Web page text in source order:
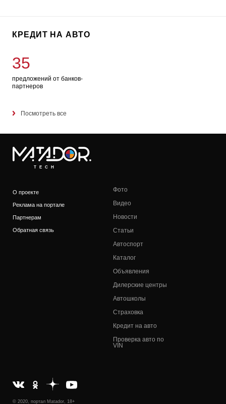
КРЕДИТ НА АВТО
35
предложений от банков-
партнеров
Посмотреть все
TECH
О проекте
Реклама на портале
Партнерам
Обратная связь
Фото
Видео
Новости
Статьи
Автоспорт
Каталог
Объявления
Дилерские центры
Автошколы
Страховка
Кредит на авто
Проверка авто по
VIN
© 2020, портал Matador, 18+